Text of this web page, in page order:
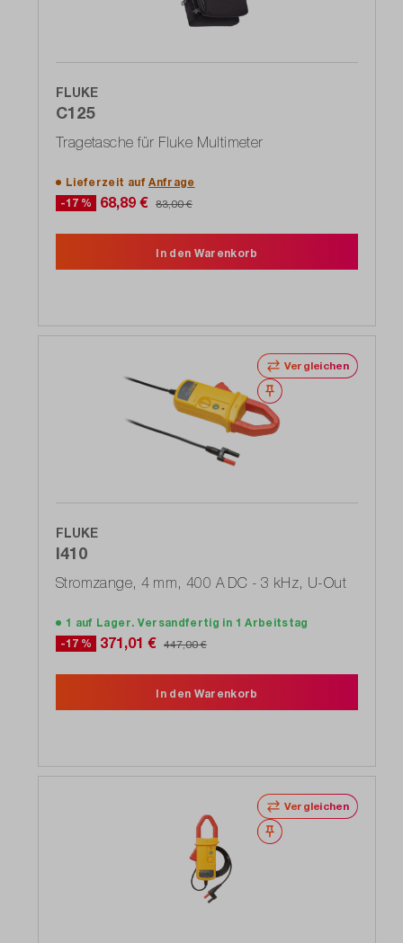
FLUKE
C125
Tragetasche für Fluke Multimeter
Lieferzeit aufAnfrage
-17 %
68,89 € 83,00 €
In den Warenkorb
Vergleichen
Merken
FLUKE
I410
Stromzange, 4 mm, 400 A DC - 3 kHz, U-Out
1 auf Lager. Versandfertig in 1 Arbeitstag
-17 %
371,01 € 447,00 €
In den Warenkorb
Vergleichen
Merken